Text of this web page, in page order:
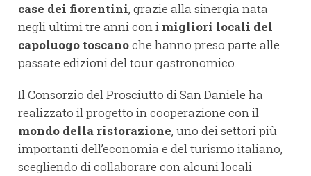
case dei fiorentini, grazie alla sinergia nata
negli ultimi tre anni con i migliori locali del
capoluogo toscanoche hanno preso parte alle
passate edizioni del tour gastronomico.
Il Consorzio del Prosciutto di San Daniele ha
realizzato il progetto in cooperazione con il
mondo della ristorazione, uno dei settori più
importanti dell’economia e del turismo italiano,
scegliendo di collaborare con alcuni locali